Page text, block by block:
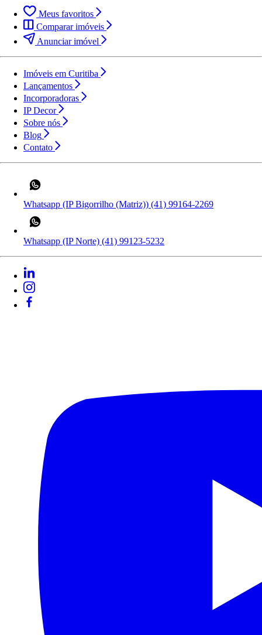
Meus favoritos
Comparar imóveis
Anunciar imóvel
Imóveis em Curitiba
Lançamentos
Incorporadoras
IP Decor
Sobre nós
Blog
Contato
Whatsapp (IP Bigorrilho (Matriz)) (41) 99164-2269
Whatsapp (IP Norte) (41) 99123-5232